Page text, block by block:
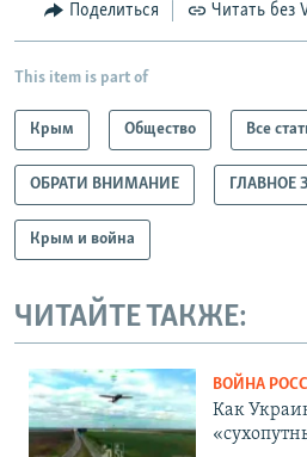
Поделиться Читать без
This item is part of
Крым Общество Все
ОБРАТИ ВНИМАНИЕ ГЛАВНОЕ
Крым и война
ЧИТАЙТЕ ТАКЖЕ:
ВОЙНА
Как